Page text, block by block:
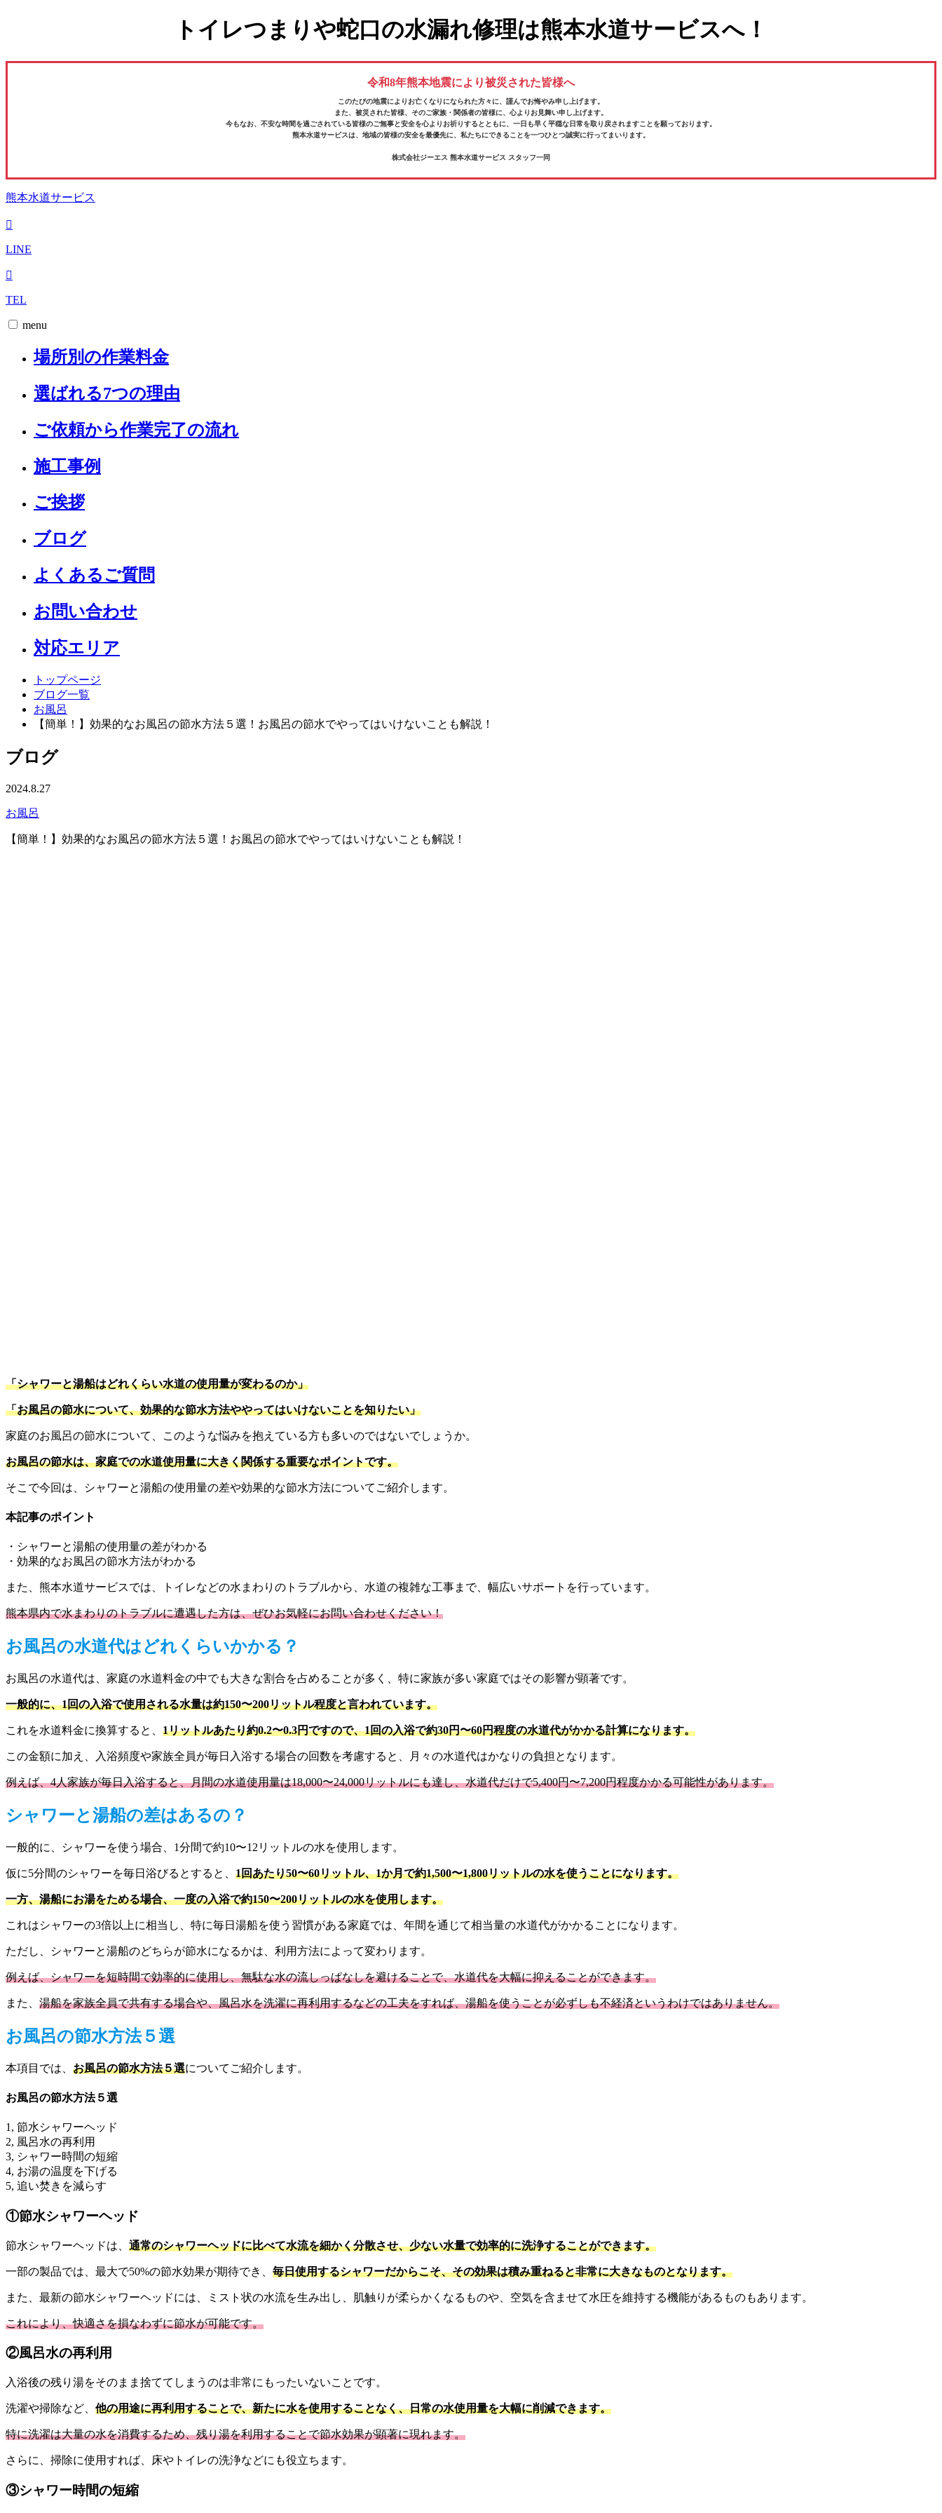
トイレつまりや蛇口の水漏れ修理は熊本水道サービスへ！
令和8年熊本地震により被災された皆様へ
このたびの地震によりお亡くなりになられた方々に、 謹んでお悔やみ申し上げます。
また、被災された皆様、そのご家族・関係者の皆様に、 心よりお見舞い申し上げます。
今もなお、不安な時間を過ごされている皆様のご無事と安全を心よりお祈りするとともに、 一日も早く平穏な日常を取り戻されますことを願っております。
熊本水道サービスは、地域の皆様の安全を最優先に、 私たちにできることを一つひとつ誠実に行ってまいります。
株式会社ジーエス 熊本水道サービス スタッフ一同
熊本水道サービス
LINE
TEL
menu
場所別の作業料金
選ばれる7つの理由
ご依頼から作業完了の流れ
施工事例
ご挨拶
ブログ
よくあるご質問
お問い合わせ
対応エリア
トップページ
ブログ一覧
お風呂
【簡単！】効果的なお風呂の節水方法５選！お風呂の節水でやってはいけないことも解説！
ブログ
2024.8.27
お風呂
【簡単！】効果的なお風呂の節水方法５選！お風呂の節水でやってはいけないことも解説！
「シャワーと湯船はどれくらい水道の使用量が変わるのか」
「お風呂の節水について、効果的な節水方法ややってはいけないことを知りたい」
家庭のお風呂の節水について、このような悩みを抱えている方も多いのではないでしょうか。
お風呂の節水は、家庭での水道使用量に大きく関係する重要なポイントです。
そこで今回は、シャワーと湯船の使用量の差や効果的な節水方法についてご紹介します。
本記事のポイント
・シャワーと湯船の使用量の差がわかる
・効果的なお風呂の節水方法がわかる
また、熊本水道サービスでは、トイレなどの水まわりのトラブルから、水道の複雑な工事まで、幅広いサポートを行っています。
熊本県内で水まわりのトラブルに遭遇した方は、ぜひお気軽にお問い合わせください！
お風呂の水道代はどれくらいかかる？
お風呂の水道代は、家庭の水道料金の中でも大きな割合を占めることが多く、特に家族が多い家庭ではその影響が顕著です。
一般的に、1回の入浴で使用される水量は約150〜200リットル程度と言われています。
これを水道料金に換算すると、 1リットルあたり約0.2〜0.3円ですので、1回の入浴で約30円〜60円程度の水道代がかかる計算になります。
この金額に加え、入浴頻度や家族全員が毎日入浴する場合の回数を考慮すると、月々の水道代はかなりの負担となります。
例えば、4人家族が毎日入浴すると、月間の水道使用量は18,000〜24,000リットルにも達し、水道代だけで5,400円〜7,200円程度かかる可能性があります。
シャワーと湯船の差はあるの？
一般的に、シャワーを使う場合、1分間で約10〜12リットルの水を使用します。
仮に5分間のシャワーを毎日浴びるとすると、 1回あたり50〜60リットル、1か月で約1,500〜1,800リットルの水を使うことになります。
一方、湯船にお湯をためる場合、一度の入浴で約150〜200リットルの水を使用します。
これはシャワーの3倍以上に相当し、特に毎日湯船を使う習慣がある家庭では、年間を通じて相当量の水道代がかかることになります。
ただし、シャワーと湯船のどちらが節水になるかは、利用方法によって変わります。
例えば、シャワーを短時間で効率的に使用し、無駄な水の流しっぱなしを避けることで、水道代を大幅に抑えることができます。
また、 湯船を家族全員で共有する場合や、風呂水を洗濯に再利用するなどの工夫をすれば、湯船を使うことが必ずしも不経済というわけではありません。
お風呂の節水方法５選
本項目では、 お風呂の節水方法５選についてご紹介します。
お風呂の節水方法５選
1, 節水シャワーヘッド
2, 風呂水の再利用
3, シャワー時間の短縮
4, お湯の温度を下げる
​5, 追い焚きを減らす
①節水シャワーヘッド
節水シャワーヘッドは、 通常のシャワーヘッドに比べて水流を細かく分散させ、少ない水量で効率的に洗浄することができます。
一部の製品では、最大で50%の節水効果が期待でき、 毎日使用するシャワーだからこそ、その効果は積み重ねると非常に大きなものとなります。
また、最新の節水シャワーヘッドには、ミスト状の水流を生み出し、肌触りが柔らかくなるものや、空気を含ませて水圧を維持する機能があるものもあります。
これにより、快適さを損なわずに節水が可能です。
②風呂水の再利用
入浴後の残り湯をそのまま捨ててしまうのは非常にもったいないことです。
洗濯や掃除など、 他の用途に再利用することで、新たに水を使用することなく、日常の水使用量を大幅に削減できます。
特に洗濯は大量の水を消費するため、残り湯を利用することで節水効果が顕著に現れます。
さらに、掃除に使用すれば、床やトイレの洗浄などにも役立ちます。
③シャワー時間の短縮